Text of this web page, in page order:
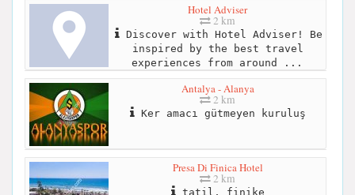
Hotel Adviser
2 km
Discover with Hotel Adviser! Be
inspired by the best travel
experiences from around ...
Antalya - Alanya
2 km
Ker amacı gütmeyen kuruluş
Presa Di Finica Hotel
2 km
tatil, finike